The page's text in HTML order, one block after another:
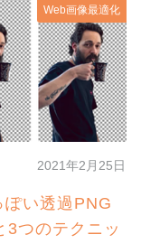
Web画像最適化
2021年2月25日
い透過PNG
3つのテクニッ